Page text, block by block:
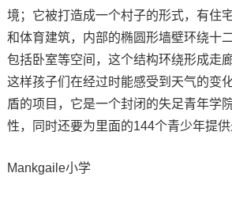
境；它被打造成一个村子的形式，有住
和体育建筑，内部的椭圆形墙壁环绕十
包括卧室等空间，这个结构环绕形成走
这样孩子们在经过时能感受到天气的变
盾的项目，它是一个封闭的失足青年学
性，同时还要为里面的144个青少年提
Mankgaile小学